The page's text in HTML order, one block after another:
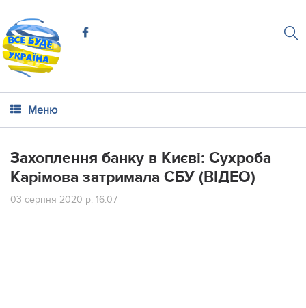
Меню
Захоплення банку в Києві: Сухроба
Карімова затримала СБУ (ВІДЕО)
03 серпня 2020 р. 16:07